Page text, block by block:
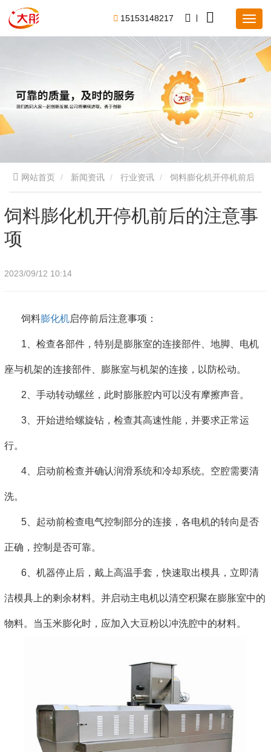
15153148217
网站首页 新闻资讯 行业资讯
的注意事项
饲料膨化机开停机前后的注意事
项
2023/09/12 10:14
饲料膨化机启停前后注意事项：
1、检查各部件，特别是膨胀室的连接部件、地脚、电机
座与机架的连接部件、膨胀室与机架的连接，以防松动。
2、手动转动螺丝，此时膨胀腔内可以没有摩擦声音。
3、开始进给螺旋钻，检查其高速性能，并要求正常运
行。
4、启动前检查并确认润滑系统和冷却系统。空腔需要清
洗。
5、起动前检查电气控制部分的连接，各电机的转向是否
正确，控制是否可靠。
6、机器停止后，戴上高温手套，快速取出模具，立即清
洁模具上的剩余材料。并启动主电机以清空积聚在膨胀室中的
物料。当玉米膨化时，应加入大豆粉以冲洗腔中的材料。